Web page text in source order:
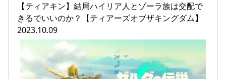
【ティアキン】結局ハイリア人とゾーラ族は交配で
きるでいいのか？【ティアーズオブザキングダム】
2023.10.09